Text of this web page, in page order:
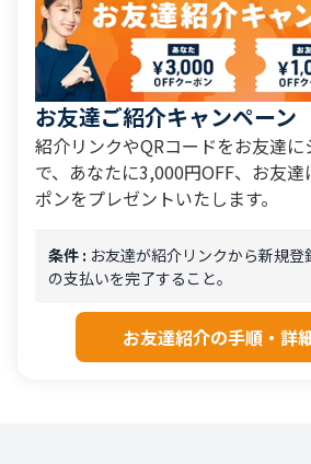
お友達ご紹介キャンペーン
紹介リンクやQRコードをお友達
で、あなたに3,000円OFF、お友
ポンをプレゼントいたします。
条件 : お友達が紹介リンクから新規
の支払いを完了すること。
お友達紹介の手順・詳